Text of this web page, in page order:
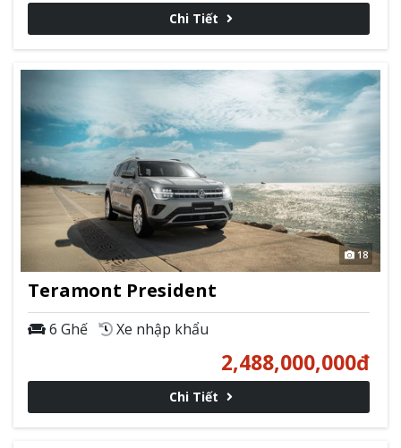
Chi Tiết
18
Teramont President
6 Ghế Xe nhập khẩu
2,488,000,000đ
Chi Tiết